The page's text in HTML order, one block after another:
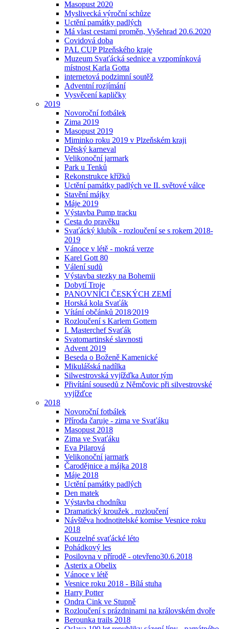
Masopust 2020
Myslivecká výroční schůze
Uctění památky padlých
Má vlast cestami proměn, Vyšehrad 20.6.2020
Covidová doba
PAL CUP Plzeňského kraje
Muzeum Svaťácká sednice a vzpomínková
místnost Karla Gotta
internetová podzimní soutěž
Adventní rozjímání
Vysvěcení kapličky
2019
Novoroční fotbálek
Zima 2019
Masopust 2019
Miminko roku 2019 v Plzeňském kraji
Dětský karneval
Velikonoční jarmark
Park u Tenků
Rekonstrukce křížků
Uctění památky padlých ve II. světové válce
Stavění májky
Máje 2019
Výstavba Pump tracku
Cesta do pravěku
Svaťácký klubík - rozloučení se s rokem 2018-
2019
Vánoce v létě - mokrá verze
Karel Gott 80
Válení sudů
Výstavba stezky na Bohemii
Dobytí Troje
PANOVNÍCI ČESKÝCH ZEMÍ
Horská kola Svaťák
Vítání občánků 2018⁄2019
Rozloučení s Karlem Gottem
I. Masterchef Svaťák
Svatomartinské slavnosti
Advent 2019
Beseda o Boženě Kamenické
Mikulášská nadílka
Silwestrovská vyjížďka Autor tým
Přivítání sousedů z Němčovic při silvestrovské
vyjížďce
2018
Novoroční fotbálek
Příroda čaruje - zima ve Svaťáku
Masopust 2018
Zima ve Svaťáku
Eva Pilarová
Velikonoční jarmark
Čarodějnice a májka 2018
Máje 2018
Uctění památky padlých
Den matek
Výstavba chodníku
Dramatický kroužek . rozloučení
Návštěva hodnotitelské komise Vesnice roku
2018
Kouzelné svaťácké léto
Pohádkový les
Posilovna v přírodě - otevřeno30.6.2018
Asterix a Obelix
Vánoce v létě
Vesnice roku 2018 - Bílá stuha
Harry Potter
Ondra Cink ve Stupně
Rozloučení s prázdninami na královském dvoře
Berounka trails 2018